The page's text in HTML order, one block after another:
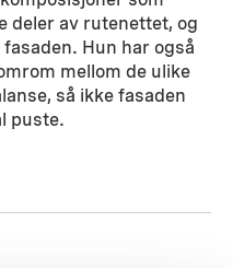
deler av rutenettet, og
Hun har også
mellom de ulike
så ikke fasaden
puste.